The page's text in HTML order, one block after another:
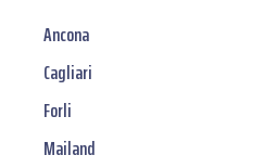
Ancona
Cagliari
Forli
Mailand